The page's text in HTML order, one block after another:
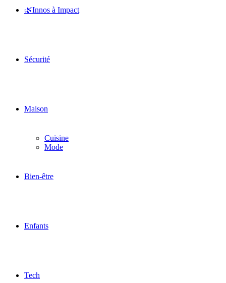
🌿Innos à Impact
Sécurité
Maison
Cuisine
Mode
Bien-être
Enfants
Tech